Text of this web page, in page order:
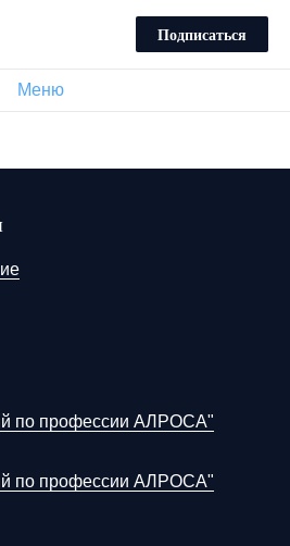
Подписаться
Меню
по профессии АЛРОСА"
по профессии АЛРОСА"